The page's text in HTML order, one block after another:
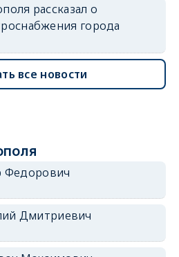
рассказал о
города
все новости
Федорович
Дмитриевич